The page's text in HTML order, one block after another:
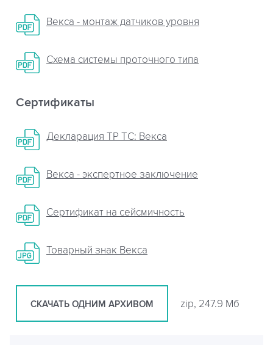
Векса - монтаж датчиков уровня
Схема системы проточного типа
Сертификаты
Декларация ТР ТС: Векса
Векса - экспертное заключение
Сертификат на сейсмичность
Товарный знак Векса
СКАЧАТЬ ОДНИМ АРХИВОМ zip, 247.9 Мб